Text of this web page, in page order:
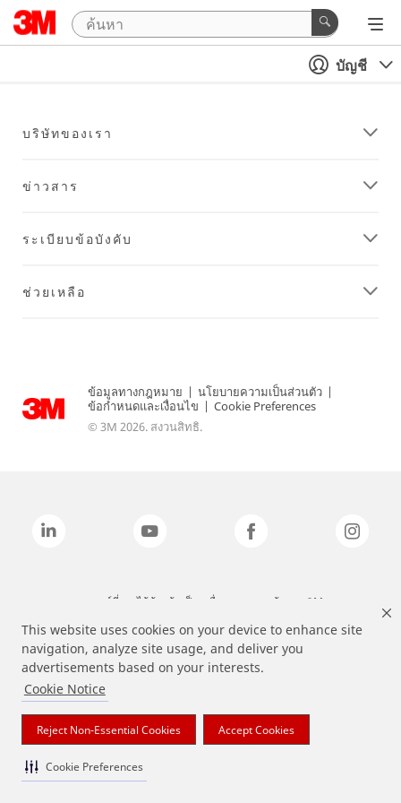
This website uses cookies on your device to enhance site
navigation, analyze site usage, and deliver you
advertisements based on your interests.
Cookie Notice
Reject Non-Essential Cookies Accept Cookies
Cookie Preferences
บัญชี
บริษัทของเรา
ข่าวสาร
ระเบียบข้อบังคับ
ช่วยเหลือ
ข้อมูลทางกฎหมาย | นโยบายความเป็นส่วนตัว |
ข้อกำหนดและเงื่อนไข | Cookie Preferences
© 3M 2026. สงวนสิทธิ.
แบรนด์ที่ระบุไว้ข้างต้นเป็นเครื่องหมายการค้าของ 3M